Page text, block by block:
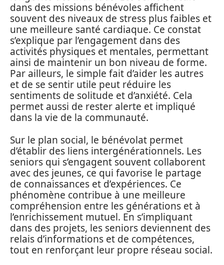
dans des missions bénévoles affichent
souvent des niveaux de stress plus faibles et
une meilleure santé cardiaque. Ce constat
s’explique par l’engagement dans des
activités physiques et mentales, permettant
ainsi de maintenir un bon niveau de forme.
Par ailleurs, le simple fait d’aider les autres
et de se sentir utile peut réduire les
sentiments de solitude et d’anxiété. Cela
permet aussi de rester alerte et impliqué
dans la vie de la communauté.
Sur le plan social, le bénévolat permet
d’établir des liens intergénérationnels. Les
seniors qui s’engagent souvent collaborent
avec des jeunes, ce qui favorise le partage
de connaissances et d’expériences. Ce
phénomène contribue à une meilleure
compréhension entre les générations et à
l’enrichissement mutuel. En s’impliquant
dans des projets, les seniors deviennent des
relais d’informations et de compétences,
tout en renforçant leur propre réseau social.